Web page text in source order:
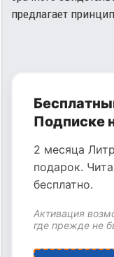
предлагает
Подписке
2 месяца
подарок.
бесплатно.
Активация
где прежде не